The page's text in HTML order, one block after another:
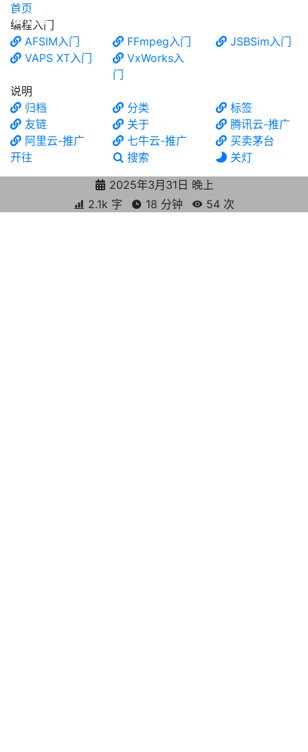
食铁兽
首页
编程入门
AFSIM入门
FFmpeg入门
JSBSim入门
VAPS XT入门
VxWorks入
门
说明
归档
分类
标签
友链
关于
腾讯云-推广
阿里云-推广
七牛云-推广
买卖茅台
开往
搜索
关灯
2025年3月31日 晚上
2.1k 字
18 分钟 54 次